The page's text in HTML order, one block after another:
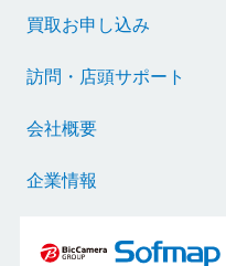
買取お申し込み
訪問・店頭サポート
会社概要
企業情報